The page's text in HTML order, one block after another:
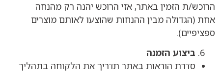
הרוכש/ת הזמין באתר, אזי הרוכש יהנה רק מהנחה
אחת (הגדולה מבין ההנחות שהוצעו לאותם מוצרים
ספציפיים).
ביצוע הזמנה
סדרת הוראות באתר תדריך את הלקוחה בתהליך